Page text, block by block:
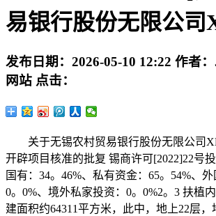
易银行股份无限公司
发布日期： 2026-05-10 12:22 作者：
网站 点击：
关于无锡农村贸易银行股份无限公司
开辟项目核准的批复 锡商许可[2022]22号
国有：34。46%、私有资金：65。54%、外
0。0%、境外私家投资：0。0%2。3 扶植
建面积约64311平方米，此中，地上22层